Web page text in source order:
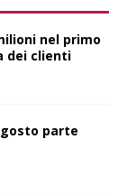
nel primo
dei clienti
parte